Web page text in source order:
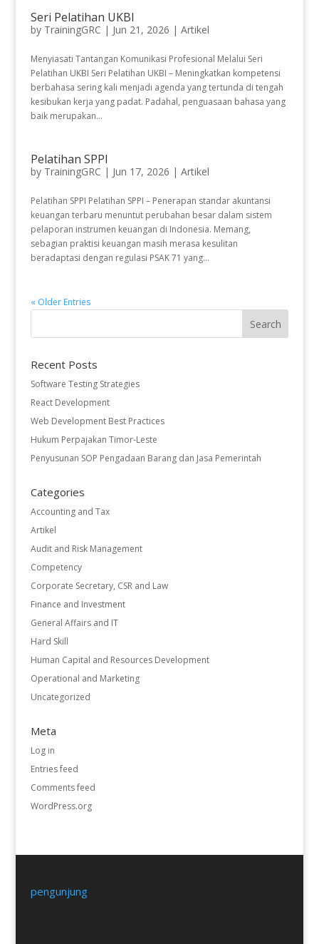
Seri Pelatihan UKBI
by TrainingGRC | Jun 21, 2026 | Artikel
Menyiasati Tantangan Komunikasi Profesional Melalui Seri
Pelatihan UKBI Seri Pelatihan UKBI – Meningkatkan kompetensi
berbahasa sering kali menjadi agenda yang tertunda di tengah
kesibukan kerja yang padat. Padahal, penguasaan bahasa yang
baik merupakan...
Pelatihan SPPI
by TrainingGRC | Jun 17, 2026 | Artikel
Pelatihan SPPI Pelatihan SPPI – Penerapan standar akuntansi
keuangan terbaru menuntut perubahan besar dalam sistem
pelaporan instrumen keuangan di Indonesia. Memang,
sebagian praktisi keuangan masih merasa kesulitan
beradaptasi dengan regulasi PSAK 71 yang...
« Older Entries
Recent Posts
Software Testing Strategies
React Development
Web Development Best Practices
Hukum Perpajakan Timor-Leste
Penyusunan SOP Pengadaan Barang dan Jasa Pemerintah
Categories
Accounting and Tax
Artikel
Audit and Risk Management
Competency
Corporate Secretary, CSR and Law
Finance and Investment
General Affairs and IT
Hard Skill
Human Capital and Resources Development
Operational and Marketing
Uncategorized
Meta
Log in
Entries feed
Comments feed
WordPress.org
pengunjung